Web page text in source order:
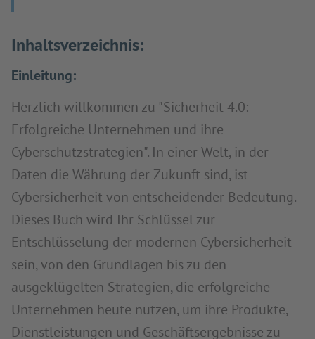
Inhaltsverzeichnis:
Einleitung:
Herzlich willkommen zu "Sicherheit 4.0:
Erfolgreiche Unternehmen und ihre
Cyberschutzstrategien". In einer Welt, in der
Daten die Währung der Zukunft sind, ist
Cybersicherheit von entscheidender Bedeutung.
Dieses Buch wird Ihr Schlüssel zur
Entschlüsselung der modernen Cybersicherheit
sein, von den Grundlagen bis zu den
ausgeklügelten Strategien, die erfolgreiche
Unternehmen heute nutzen, um ihre Produkte,
Dienstleistungen und Geschäftsergebnisse zu